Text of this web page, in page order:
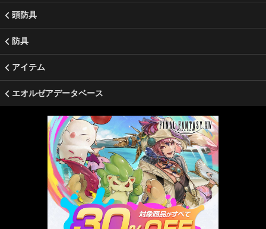
頭防具
防具
アイテム
エオルゼアデータベース